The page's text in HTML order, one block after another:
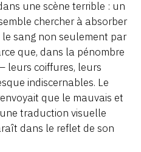
une scène terrible : un
chercher à absorber
le sang non seulement par
que, dans la pénombre
leurs coiffures, leurs
indiscernables. Le
que le mauvais et
traduction visuelle
dans le reflet de son